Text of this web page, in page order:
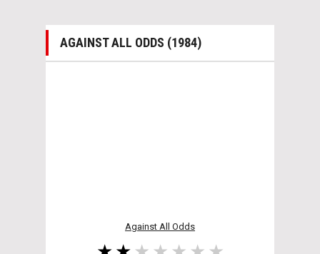
AGAINST ALL ODDS (1984)
Against All Odds